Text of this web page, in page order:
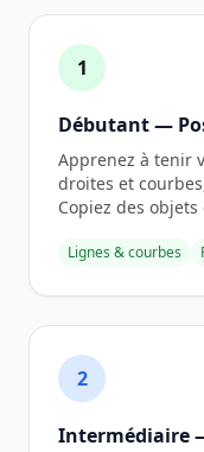
1
Débutant —
Apprenez à tenir
droites et
Copiez des
Lignes & courbes
2
Intermédiaire